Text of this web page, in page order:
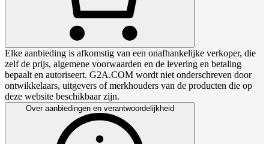
Elke aanbieding is afkomstig van een onafhankelijke verkoper, die
zelf de prijs, algemene voorwaarden en de levering en betaling
bepaalt en autoriseert. G2A.COM wordt niet onderschreven door
ontwikkelaars, uitgevers of merkhouders van de producten die op
deze website beschikbaar zijn.
Over aanbiedingen en verantwoordelijkheid